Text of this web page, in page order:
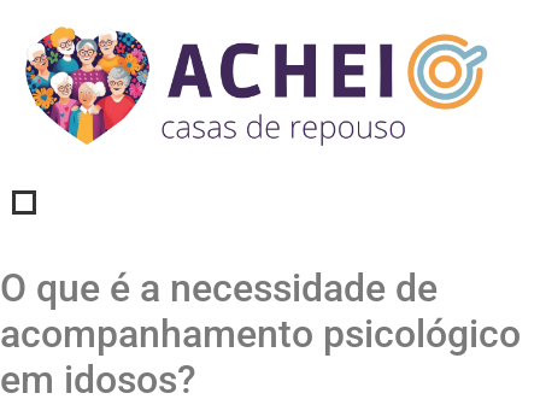
O que é a necessidade de
acompanhamento psicológico
em idosos?